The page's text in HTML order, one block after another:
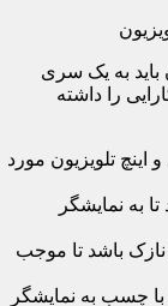
باید به یک سری
را داشته
تلویزیون مورد
به نمایشگر
باشد تا موجب
با چسب به نمایشگر